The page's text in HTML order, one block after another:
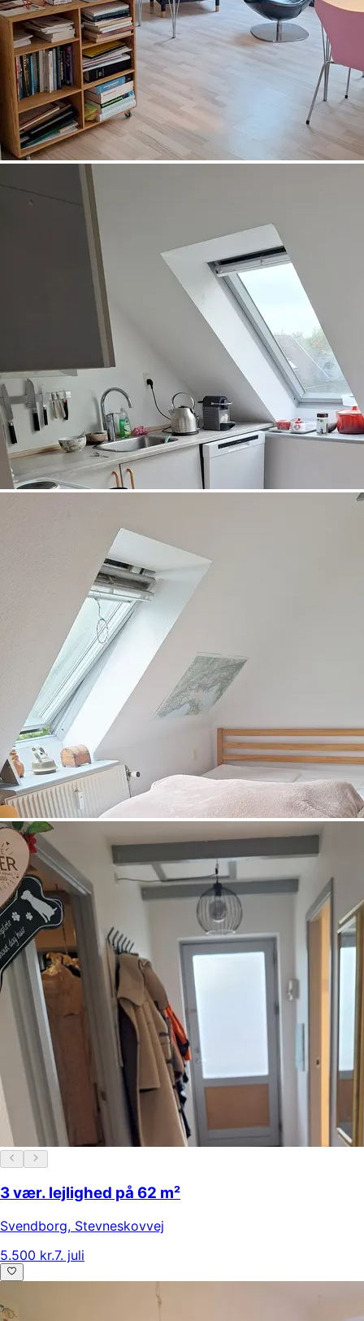
3 vær. lejlighed på 62 m²
Svendborg, Stevneskovvej
5.500 kr.7. juli